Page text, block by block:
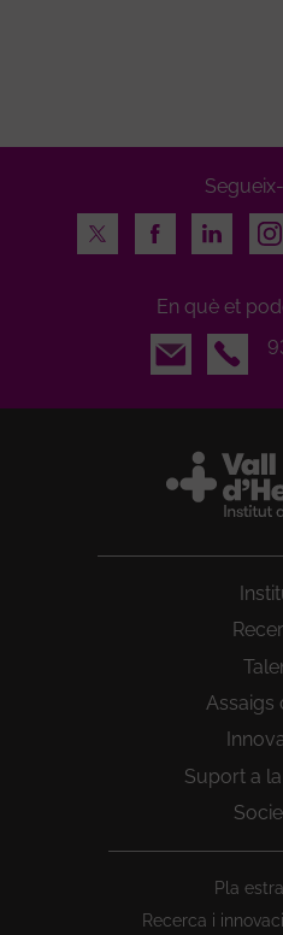
Twitter
FacebookLinkedIn
En què et
Email
Assaigs
Suport a
Pla
Recerca i